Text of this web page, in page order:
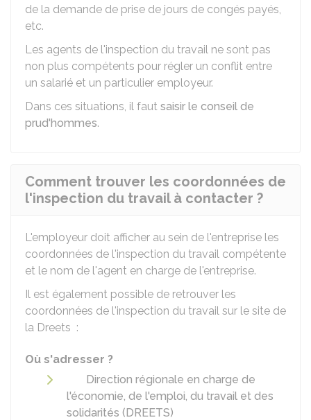
de la demande de prise de jours de congés payés,
etc.
Les agents de l'inspection du travail ne sont pas
non plus compétents pour régler un conflit entre
un salarié et un particulier employeur.
Dans ces situations, il faut saisir le conseil de
prud'hommes.
Comment trouver les coordonnées de
l'inspection du travail à contacter ?
L'employeur doit afficher au sein de l'entreprise les
coordonnées de l'inspection du travail compétente
et le nom de l'agent en charge de l'entreprise.
Il est également possible de retrouver les
coordonnées de l'inspection du travail sur le site de
la Dreets :
Où s'adresser ?
Direction régionale en charge de
l'économie, de l'emploi, du travail et des
solidarités (DREETS)